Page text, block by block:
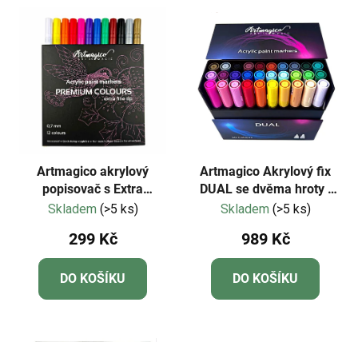
Artmagico akrylový
popisovač s Extra
jemným hrotem (0,7 mm)
Skladem (>5 ks)
299 Kč
DO KOŠÍKU
Artmagico Akrylový fix
DUAL se dvěma hroty |
80326
Skladem (>5 ks)
989 Kč
DO KOŠÍKU